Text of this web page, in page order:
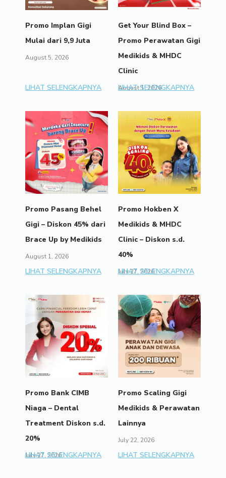
Promo Implan Gigi
Mulai dari 9,9 Juta
August 5, 2026
LIHAT SELENGKAPNYA
Get Your Blind Box –
Promo Perawatan Gigi
Medikids & MHDC
Clinic
August 1, 2026
LIHAT SELENGKAPNYA
Promo Pasang Behel
Gigi – Diskon 45% dari
Brace Up by Medikids
August 1, 2026
LIHAT SELENGKAPNYA
Promo Hokben X
Medikids & MHDC
Clinic – Diskon s.d.
40%
July 27, 2026
LIHAT SELENGKAPNYA
Promo Bank CIMB
Niaga – Dental
Treatment Diskon s.d.
20%
July 27, 2026
LIHAT SELENGKAPNYA
Promo Scaling Gigi
Medikids & Perawatan
Lainnya
July 22, 2026
LIHAT SELENGKAPNYA